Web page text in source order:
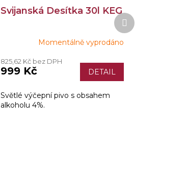
Svijanská Desítka 30l KEG
Momentálně vyprodáno
825,62 Kč bez DPH
999 Kč DETAIL
Světlé výčepní pivo s obsahem
alkoholu 4%.
Další
produkt